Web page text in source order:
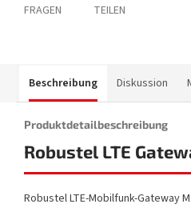
FRAGEN TEILEN
Beschreibung Diskussion
Produktdetailbeschreibung
Robustel LTE
Robustel LTE-Mobilfunk-Gateway